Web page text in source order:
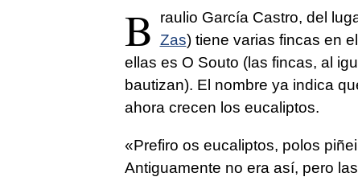
B
raulio García Castro, del
Zas) tiene varias fincas en
ellas es O Souto (las fincas, al
bautizan). El nombre ya indica
ahora crecen los eucaliptos.
«Prefiro os eucaliptos, polos
Antiguamente no era así, pero